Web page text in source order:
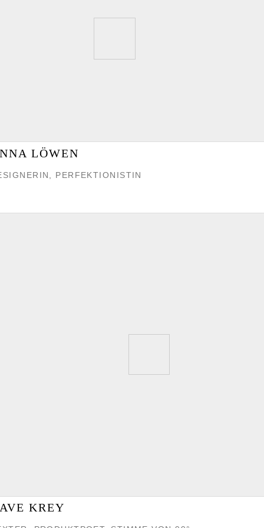
LÖWEN
PERFEKTIONISTIN
KREY